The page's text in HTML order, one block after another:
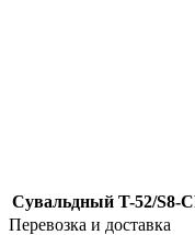
Сувальдный T-52/S8-
Перевозка и доставка